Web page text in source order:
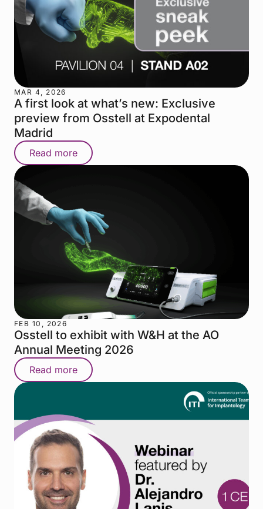
MAR 4, 2026
A first look at what’s new: Exclusive
preview from Osstell at Expodental
Madrid
Read more
FEB 10, 2026
Osstell to exhibit with W&H at the AO
Annual Meeting 2026
Read more